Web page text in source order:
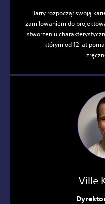
Harry rozpoczął swoją
zamiłowaniem do
stworzeniu
którym od 12 lat
Ville